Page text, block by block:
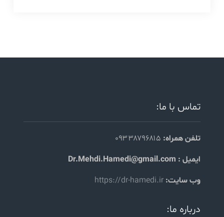
تماس با ما:
تلفن همراه: ۰۹۳۳۸۷۹۶۸۱۵
ایمیل : Dr.Mehdi.Hamedi@gmail.com
وب سایت: https://dr-hamedi.ir
درباره ما: